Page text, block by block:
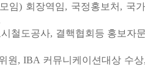
임) 회장역임, 국정홍보처, 국
철도공사, 결핵협회등 홍보자
원, IBA 커뮤니케이션대상 수